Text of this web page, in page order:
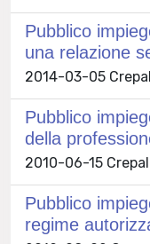
Pubblico
una relazione
2014-03-05
Pubblico
della
2010-06-15
Pubblico
regime